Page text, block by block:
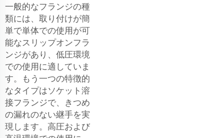
一般的なフランジの種
類には、取り付けが簡
単で単体での使用が可
能なスリップオンフラ
ンジがあり、低圧環境
での使用に適していま
す。もう一つの特徴的
なタイプはソケット溶
接フランジで、きつめ
の漏れのない継手を実
現します。高圧および